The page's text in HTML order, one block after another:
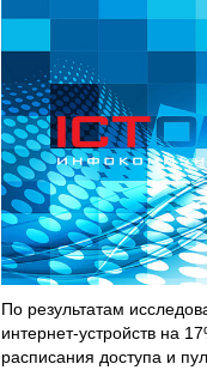
По результатам
интернет-устройств на
расписания доступа и